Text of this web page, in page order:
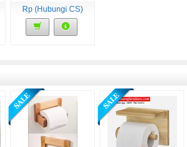
Rp (Hubungi CS)